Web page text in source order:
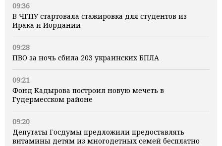
09:36
В ЧГПУ стартовала стажировка для студентов из
Ирака и Иордании
09:28
ПВО за ночь сбила 203 украинских БПЛА
09:21
Фонд Кадырова построил новую мечеть в
Гудермесском районе
09:20
Депутаты Госдумы предложили предоставлять
витамины детям из многодетных семей бесплатно